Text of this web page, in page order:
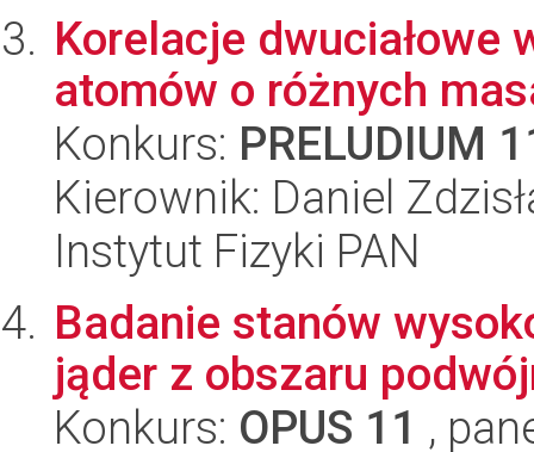
Korelacje dwuciałowe
atomów o różnych
Konkurs: PRELUDIUM
Kierownik: Daniel
Instytut Fizyki PAN
Badanie stanów
jąder z obszaru
Konkurs: OPUS 11 ,